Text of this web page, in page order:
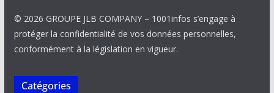
© 2026 GROUPE JLB COMPANY – 1001infos s’engage à
protéger la confidentialité de vos données personnelles,
conformément à la législation en vigueur.
Catégories